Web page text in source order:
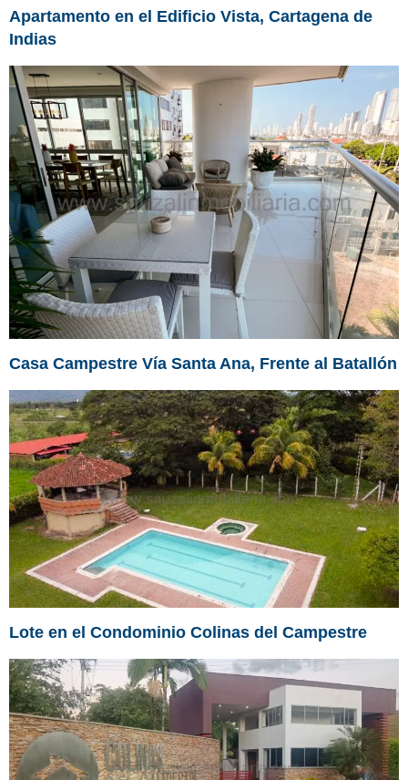
Apartamento en el Edificio Vista, Cartagena de
Indias
Casa Campestre Vía Santa Ana, Frente al Batallón
Lote en el Condominio Colinas del Campestre